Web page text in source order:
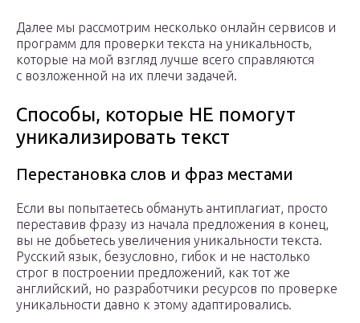
Далее мы рассмотрим несколько онлайн сервисов и
программ для проверки текста на уникальность,
которые на мой взгляд лучше всего справляются
с возложенной на их плечи задачей.
Способы, которые НЕ помогут
уникализировать текст
Перестановка слов и фраз местами
Если вы попытаетесь обмануть антиплагиат, просто
переставив фразу из начала предложения в конец,
вы не добьетесь увеличения уникальности текста.
Русский язык, безусловно, гибок и не настолько
строг в построении предложений, как тот же
английский, но разработчики ресурсов по проверке
уникальности давно к этому адаптировались.